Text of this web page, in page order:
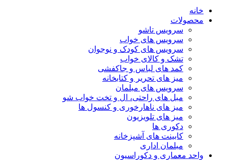
خانه
محصولات
سرویس تاشو
سرویس های خواب
سرویس های کودک و نوجوان
تشک و کالای خواب
کمد های لباس و جاکفشی
میز های تحریر و کتابخانه
سرویس های مبلمان
مبل های راحتی، ال و تخت خواب شو
میز های ناهارخوری و کنسول ها
میز های تلویزیون
دکوری ها
کابینت های آشپزخانه
مبلمان اداری
واحد معماری و دکوراسیون